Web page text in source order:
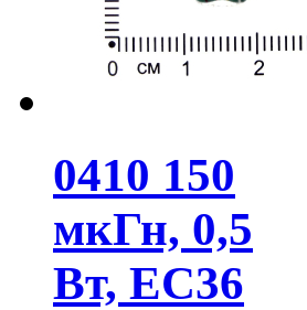
0410 150
мкГн, 0,5
Вт, EC36